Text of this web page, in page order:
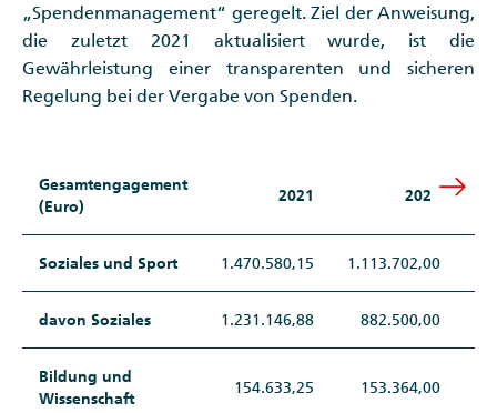
„Spendenmanagement“ geregelt. Ziel der Anweisung,
die zuletzt 2021 aktualisiert wurde, ist die
Gewährleistung einer transparenten und sicheren
Regelung bei der Vergabe von Spenden.
Gesamtengagement
(Euro)
2021 2022
Soziales und Sport 1.470.580,15 1.113.702,00
davon Soziales 1.231.146,88 882.500,00
Bildung und
Wissenschaft
154.633,25 153.364,00